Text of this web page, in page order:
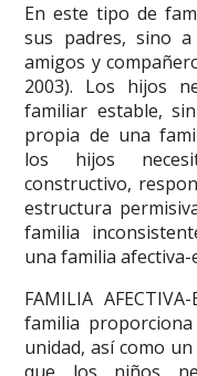
En este tipo de
sus padres, sino
amigos y
2003). Los hijos
familiar estable,
propia de una
los hijos
constructivo,
estructura
familia
una familia
FAMILIA
familia
unidad, así como